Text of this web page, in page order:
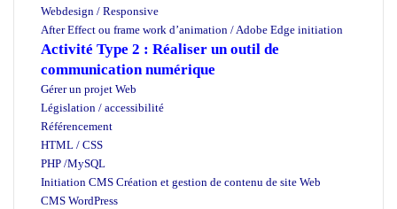
Webdesign / Responsive
After Effect ou frame work d’animation / Adobe Edge initiation
Activité Type 2 : Réaliser un outil de
communication numérique
Gérer un projet Web
Législation / accessibilité
Référencement
HTML / CSS
PHP /MySQL
Initiation CMS Création et gestion de contenu de site Web
CMS WordPress